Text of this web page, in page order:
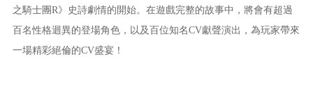
之騎士團R》史詩劇情的開始。在遊戲完整的故事中，將會有超過
百名性格迴異的登場角色，以及百位知名CV獻聲演出，為玩家帶來
一場精彩絕倫的CV盛宴！